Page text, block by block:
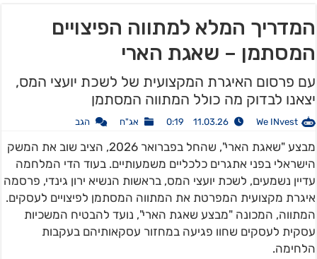
המדריך המלא למתווה הפיצויים
המסתמן – שאגת הארי
עם פרסום האיגרת המקצועית של לשכת יועצי המס,
יצאנו לבדוק מה כולל המתווה המסתמן
We INvest
11.03.26 0:19 אג"ח הגב
מבצע "שאגת הארי", שהחל בפברואר 2026, הציב שוב את המשק
הישראלי בפני אתגרים כלכליים משמעותיים. בעוד הדי המלחמה
עדיין נשמעים, לשכת יועצי המס, בראשות הנשיא ירון גינדי, פרסמה
איגרת מקצועית המפרטת את המתווה המסתמן לפיצויים לעסקים.
המתווה, המכונה "מבצע שאגת הארי", נועד להבטיח המשכיות
עסקית לעסקים שחוו פגיעה במחזור עסקאותיהם בעקבות
הלחימה.